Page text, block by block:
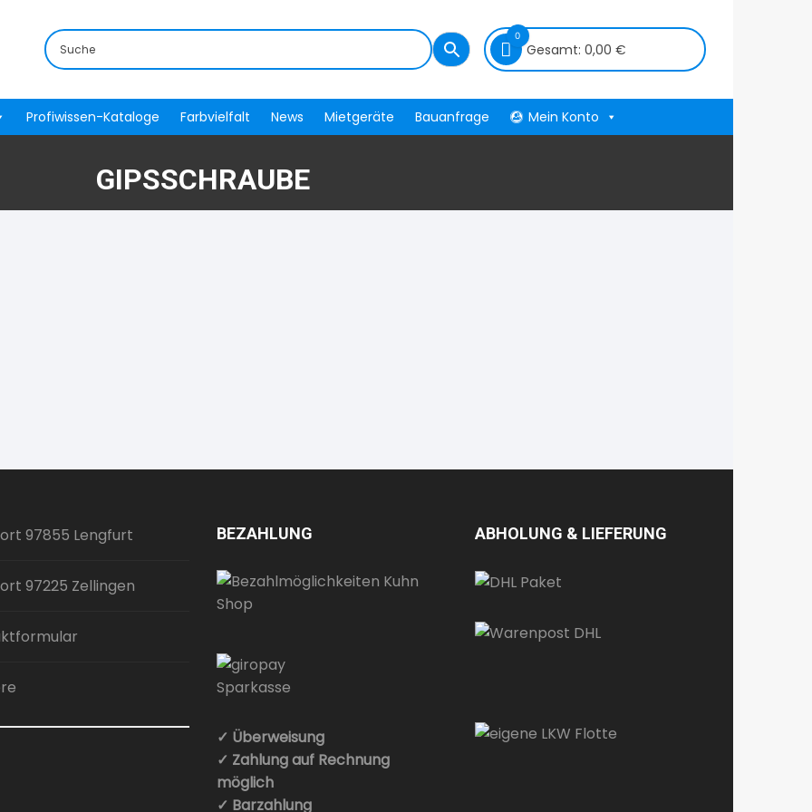
0
Gesamt: 0,00 €
Profiwissen-Kataloge Farbvielfalt News Mietgeräte Bauanfrage Mein Konto
GIPSSCHRAUBE
97855 Lengfurt
97225 Zellingen
BEZAHLUNG
✓ Überweisung
✓ Zahlung auf Rechnung
möglich
✓ Barzahlung
ABHOLUNG & LIEFERUNG